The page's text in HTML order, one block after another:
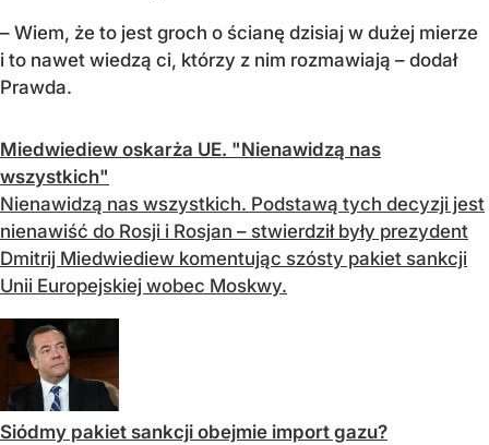
– Wiem, że to jest groch o ścianę dzisiaj w dużej mierze
i to nawet wiedzą ci, którzy z nim rozmawiają – dodał
Prawda.
Miedwiediew oskarża UE. "Nienawidzą nas
wszystkich"
Nienawidzą nas wszystkich. Podstawą tych decyzji jest
nienawiść do Rosji i Rosjan – stwierdził były prezydent
Dmitrij Miedwiediew komentując szósty pakiet sankcji
Unii Europejskiej wobec Moskwy.
Siódmy pakiet sankcji obejmie import gazu?